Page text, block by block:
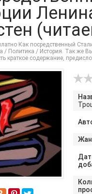
Как посредственный
/ Политика / История. Так же
краткое содержание,